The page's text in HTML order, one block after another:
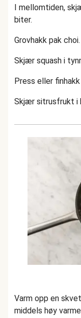
I mellomtiden,
biter.
Grovhakk pak choi.
Skjær squash i
Press eller
Skjær sitrusfrukt i
Varm opp en
middels høy